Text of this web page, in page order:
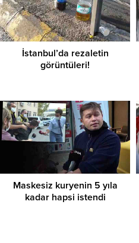
İstanbul’da rezaletin
görüntüleri!
Maskesiz kuryenin 5 yıla
kadar hapsi istendi